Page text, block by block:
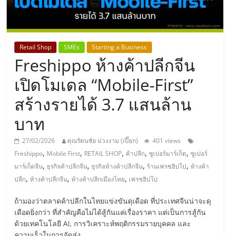
รวม
ธุรกิจ
เอ
ส
เอ็
มอี
ไทย,
SMEs,
Retail Shop SMEs Starting a Business
Freshippo ห้างค้าปลีกจีน
เปิดโมเดล “Mobile-First”
สร้างรายได้ 3.7 แสนล้าน
บาท
27/02/2026 คุณรัตนชัย ม่วงงาม (เปี๊ยก)
401 views
Freshippo, Mobile First, RETAIL SHOP, ค้าปลีก,ซูเปอร์มาร์เก็ต,ซูเปอร์
มาร์เก็ตจีน, ธุรกิจค้าปลีกจีน, ธุรกิจห้างค้าปลีกจีน, ร้านเฟรชฮิปโป,ห้างค้า
ปลีก,ห้างค้าปลีกจีน,ห้างค้าปลีกเมืองไทย, เฟรชฮิปโป
ถ้ามองว่าตลาดค้าปลีกในไทยแข่งขันดุเดือด ที่ประเทศจีนน่าจะดุ
เดือดยิ่งกว่า ที่สำคัญคือไม่ได้สู้กันแค่เรื่องราคา แต่เป็นการสู้กัน
ด้วยเทคโนโลยี AI, การวิเคราะห์พฤติกรรมรายบุคคล และ